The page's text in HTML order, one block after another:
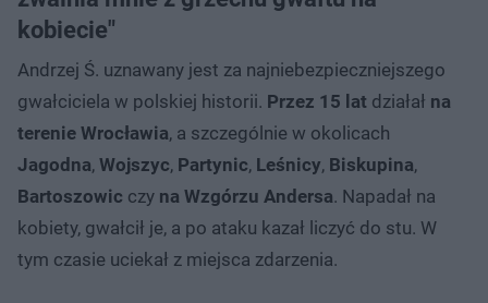
kobiecie"
Andrzej Ś. uznawany jest za najniebezpieczniejszego
gwałciciela w polskiej historii. Przez 15 lat działał na
terenie Wrocławia, a szczególnie w okolicach
Jagodna, Wojszyc, Partynic, Leśnicy, Biskupina,
Bartoszowic czy na Wzgórzu Andersa. Napadał na
kobiety, gwałcił je, a po ataku kazał liczyć do stu. W
tym czasie uciekał z miejsca zdarzenia.